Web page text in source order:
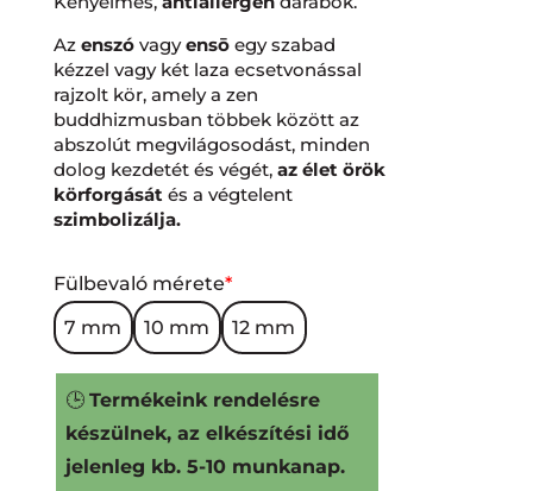
Az enszóvagyensōegy szabad
kézzel vagy két laza ecsetvonással
rajzolt kör, amely a zen
buddhizmusban többek között az
abszolút megvilágosodást, minden
dolog kezdetét és végét, az élet örök
körforgásátés a végtelent
szimbolizálja.
*
Fülbevaló mérete
7 mm
10 mm 12 mm
🕒 Termékeink rendelésre
készülnek, az elkészítési idő
jelenleg kb. 5-10 munkanap.